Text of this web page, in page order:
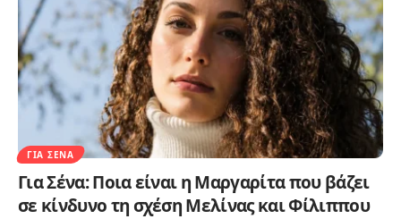
ΓΙΑ ΣΈΝΑ
Για Σένα: Ποια είναι η Μαργαρίτα που βάζει
σε κίνδυνο τη σχέση Μελίνας και Φίλιππου